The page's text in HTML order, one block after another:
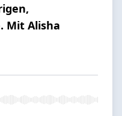
Mit Alisha